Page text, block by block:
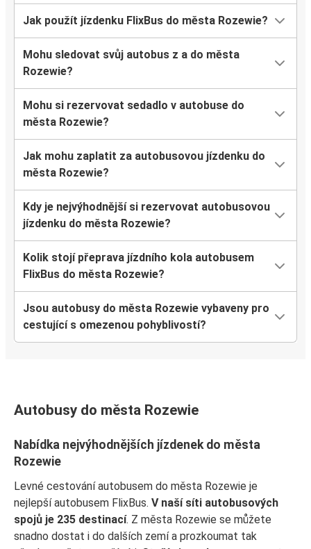
Jak použít jízdenku FlixBus do města Rozewie?
Mohu sledovat svůj autobus z a do města
Rozewie?
Mohu si rezervovat sedadlo v autobuse do
města Rozewie?
Jak mohu zaplatit za autobusovou jízdenku do
města Rozewie?
Kdy je nejvýhodnější si rezervovat autobusovou
jízdenku do města Rozewie?
Kolik stojí přeprava jízdního kola autobusem
FlixBus do města Rozewie?
Jsou autobusy do města Rozewie vybaveny pro
cestující s omezenou pohyblivostí?
Autobusy do města Rozewie
Nabídka nejvýhodnějších jízdenek do města
Rozewie
Levné cestování autobusem do města Rozewie je
nejlepší autobusem FlixBus. V naší síti autobusových
spojů je 235 destinací. Z města Rozewie se můžete
snadno dostat i do dalších zemí a prozkoumat tak